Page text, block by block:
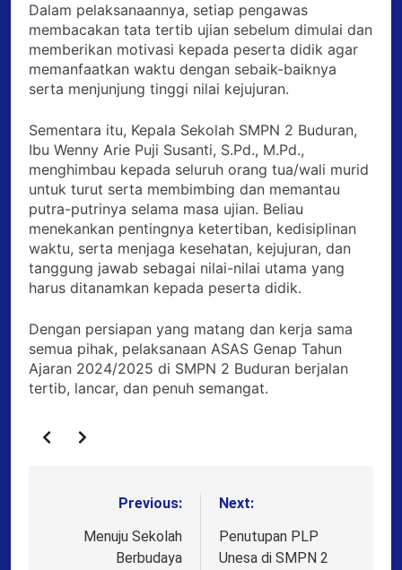
Dalam pelaksanaannya, setiap pengawas
membacakan tata tertib ujian sebelum dimulai dan
memberikan motivasi kepada peserta didik agar
memanfaatkan waktu dengan sebaik-baiknya
serta menjunjung tinggi nilai kejujuran.
Sementara itu, Kepala Sekolah SMPN 2 Buduran,
Ibu Wenny Arie Puji Susanti, S.Pd., M.Pd.,
menghimbau kepada seluruh orang tua/wali murid
untuk turut serta membimbing dan memantau
putra-putrinya selama masa ujian. Beliau
menekankan pentingnya ketertiban, kedisiplinan
waktu, serta menjaga kesehatan, kejujuran, dan
tanggung jawab sebagai nilai-nilai utama yang
harus ditanamkan kepada peserta didik.
Dengan persiapan yang matang dan kerja sama
semua pihak, pelaksanaan ASAS Genap Tahun
Ajaran 2024/2025 di SMPN 2 Buduran berjalan
tertib, lancar, dan penuh semangat.
navigation
Previous:
Menuju Sekolah
Berbudaya
Next:
Penutupan PLP
Unesa di SMPN 2